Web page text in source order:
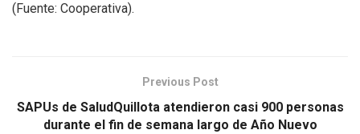
(Fuente: Cooperativa).
Previous Post
SAPUs de SaludQuillota atendieron casi 900 personas
durante el fin de semana largo de Año Nuevo